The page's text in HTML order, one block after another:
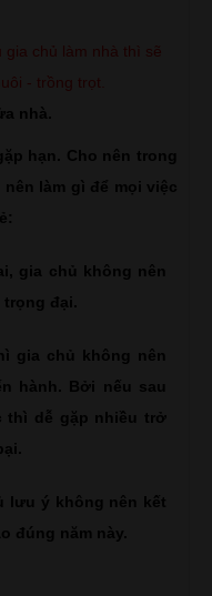
gia chủ làm nhà thì sẽ
- trồng trọt.
nhà.
hạn. Cho nên trong
làm gì để mọi việc
gia chủ không nên
đại.
gia chủ không nên
hành. Bởi nếu sau
thì dễ gặp nhiều trở
lưu ý không nên kết
đúng năm này.